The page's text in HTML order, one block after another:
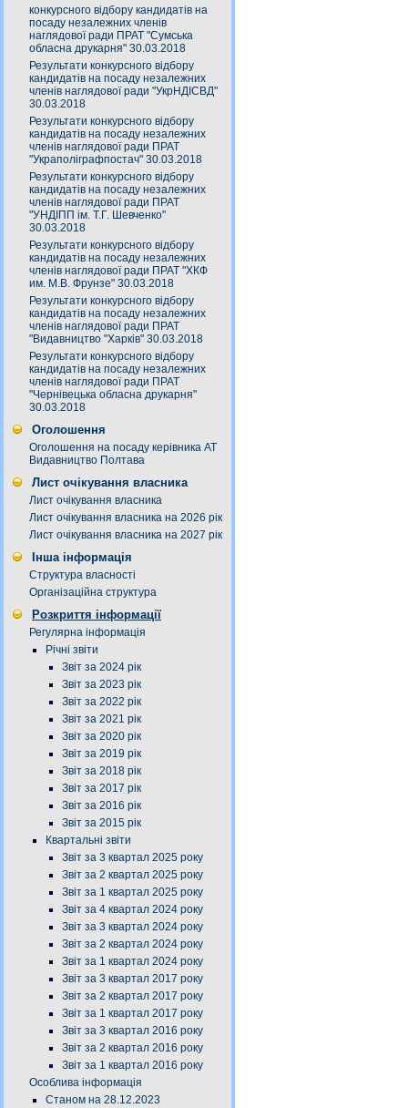
конкурсного відбору кандидатів на
посаду незалежних членів
наглядової ради ПРАТ "Сумська
обласна друкарня" 30.03.2018
Результати конкурсного відбору
кандидатів на посаду незалежних
членів наглядової ради "УкрНДІСВД"
30.03.2018
Результати конкурсного відбору
кандидатів на посаду незалежних
членів наглядової ради ПРАТ
"Украполіграфпостач" 30.03.2018
Результати конкурсного відбору
кандидатів на посаду незалежних
членів наглядової ради ПРАТ
"УНДІПП ім. Т.Г. Шевченко"
30.03.2018
Результати конкурсного відбору
кандидатів на посаду незалежних
членів наглядової ради ПРАТ "ХКФ
им. М.В. Фрунзе" 30.03.2018
Результати конкурсного відбору
кандидатів на посаду незалежних
членів наглядової ради ПРАТ
"Видавництво "Харків" 30.03.2018
Результати конкурсного відбору
кандидатів на посаду незалежних
членів наглядової ради ПРАТ
"Чернівецька обласна друкарня"
30.03.2018
Оголошення
Оголошення на посаду керівника АТ
Видавництво Полтава
Лист очікування власника
Лист очікування власника
Лист очікування власника на 2026 рік
Лист очікування власника на 2027 рік
Інша інформація
Структура власності
Організаційна структура
Розкриття інформації
Регулярна інформація
Річні звіти
Звіт за 2024 рік
Звіт за 2023 рік
Звіт за 2022 рік
Звіт за 2021 рік
Звіт за 2020 рік
Звіт за 2019 рік
Звіт за 2018 рік
Звіт за 2017 рік
Звіт за 2016 рік
Звіт за 2015 рік
Квартальні звіти
Звіт за 3 квартал 2025 року
Звіт за 2 квартал 2025 року
Звіт за 1 квартал 2025 року
Звіт за 4 квартал 2024 року
Звіт за 3 квартал 2024 року
Звіт за 2 квартал 2024 року
Звіт за 1 квартал 2024 року
Звіт за 3 квартал 2017 року
Звіт за 2 квартал 2017 року
Звіт за 1 квартал 2017 року
Звіт за 3 квартал 2016 року
Звіт за 2 квартал 2016 року
Звіт за 1 квартал 2016 року
Особлива інформація
Станом на 28.12.2023